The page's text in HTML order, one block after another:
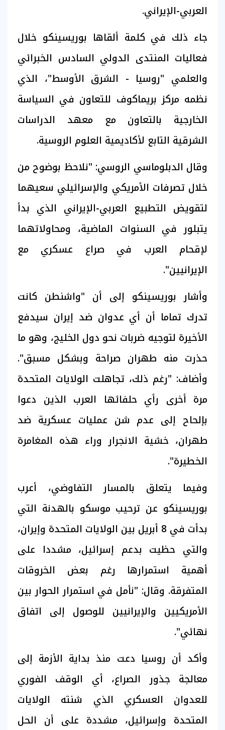
العربي-الإيراني.
جاء ذلك في كلمة ألقاها بوريسينكو خلال
فعاليات المنتدى الدولي السادس الخبرائي
والعلمي "روسيا - الشرق الأوسط"، الذي
نظمه مركز بريماكوف للتعاون في السياسة
الخارجية بالتعاون مع معهد الدراسات
الشرقية التابع لأكاديمية العلوم الروسية.
وقال الدبلوماسي الروسي: "نلاحظ بوضوح من
خلال تصرفات الأمريكي والإسرائيلي سعيهما
لتقويض التطبيع العربي-الإيراني الذي بدأ
يتبلور في السنوات الماضية، ومحاولاتهما
لإقحام العرب في صراع عسكري مع
الإيرانيين".
وأشار بوريسينكو إلى أن "واشنطن كانت
تدرك تماما أن أي عدوان ضد إيران سيدفع
الأخيرة لتوجيه ضربات نحو دول الخليج، وهو ما
حذرت منه طهران صراحة وبشكل مسبق".
وأضاف: "رغم ذلك، تجاهلت الولايات المتحدة
مرة أخرى رأي حلفائها العرب الذين دعوا
بإلحاح إلى عدم شن عمليات عسكرية ضد
طهران، خشية الانجرار وراء هذه المغامرة
الخطيرة".
وفيما يتعلق بالمسار التفاوضي، أعرب
بوريسينكو عن ترحيب موسكو بالهدنة التي
بدأت في 8 أبريل بين الولايات المتحدة وإيران،
والتي حظيت بدعم إسرائيل، مشددا على
أهمية استمرارها رغم بعض الخروقات
المتفرقة. وقال: "نأمل في استمرار الحوار بين
الأمريكيين والإيرانيين للوصول إلى اتفاق
نهائي".
وأكد أن روسيا دعت منذ بداية الأزمة إلى
معالجة جذور الصراع، أي الوقف الفوري
للعدوان العسكري الذي شنته الولايات
المتحدة وإسرائيل، مشددة على أن الحل